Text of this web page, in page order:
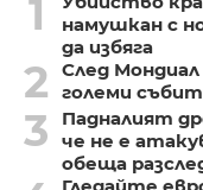
1
намушкан с
да избяга
2
След
големи
3
Падналият
че не е
обеща